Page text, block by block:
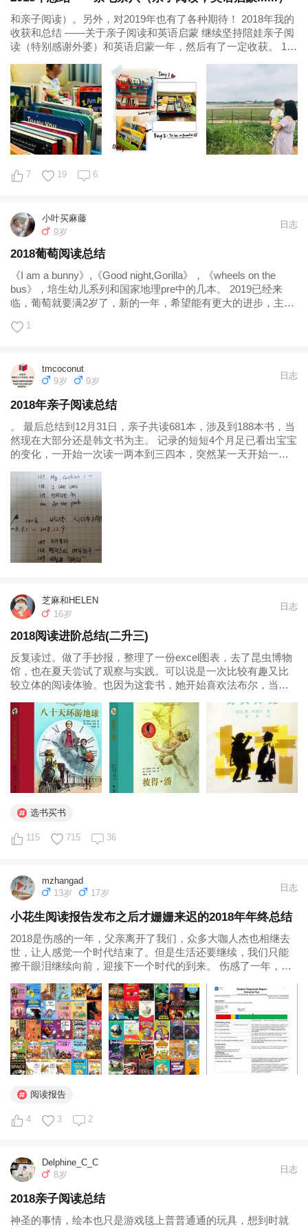
和亲子阅读）。另外，对2019年也有了各种期待！ 2018年我的
收获和总结 ——关于亲子阅读和英语启蒙 继续坚持陪娃亲子阅
读（特别感谢外婆）和英语启蒙一年，然后有了一定收获。 1，
了，《咏鹅》，《静夜思》，《锄禾》，《春晓》，《咏
柳》，《回乡偶书...
7 19 6
小叶买麻藤
9岁
日志
2018葡萄阅读总结
《I am a bunny》,《Good night,Gorilla》，《wheels on the
bus》，培生幼儿系列和国家地理pre中的几本。 2019已经来
临，葡萄就要满2岁了，新的一年，希望能有更大的进步，主要
约1：2。...
1
tmcoconut
9岁
9岁
日志
2018年亲子阅读总结
。 最后总结到12月31日，亲子共读681本，涉及到188本书，当
然现在大部分还是韩文书为主。 记录的短短4个月足已看出宝宝
的变化，一开始一次读一两本到三四本，突然某一天开始一次
时认识了小花生，记录工作不再那么烦琐了。2019年要继续加
油↖(^ω^)↗把亲子阅读进行到底! 今年的目标是- 亲子阅读，读
3500本书，涉及到300本书! 我自己读40本厚书+打印的所有小
册子书。...
芝麻和HELEN
16岁
日志
2018阅读进阶总结(二升三)
反复读过。做了手抄报，整理了一份excel图表，去了昆虫博物
馆，也在夏天尝试了观察与实践。可以说是一次比较有趣又比
较立体的阅读体验。也因为这套书，她开始喜欢法布尔，当她
动。 易中天先秦诸子(百万畅销, 2018全新。先秦时代的历史总
结和思想浓缩...
选书买书
115 715 36
mzhangad
13岁
17岁
日志
小花生阅读报告发布之后才姗姗来迟的2018年年终总结
2018是伤感的一年，父亲离开了我们，众多大咖人杰也相继去
世，让人感觉一个时代结束了。但是生活还要继续，我们只能
擦干眼泪继续向前，迎接下一个时代的到来。 伤感了一年，总
虫： 一、运动 小书虫能够每周保持10小时以上的户外运动时
间，除了足球和...
阅读报告
4 3 2
Delphine_C_C
8岁
日志
2018亲子阅读总结
神圣的事情，绘本也只是游戏毯上普普通通的玩具，想到时就